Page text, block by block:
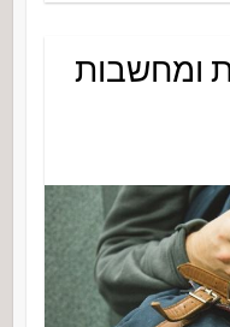
ומחשבות